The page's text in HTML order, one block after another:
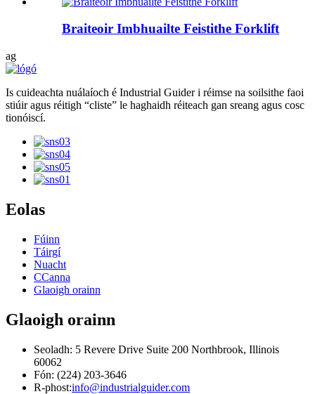
Braiteoir Imbhuailte Feistithe Forklift
ag
Is cuideachta nuálaíoch é Industrial Guider i réimse na soilsithe faoi
stiúir agus réitigh “cliste” le haghaidh réiteach gan sreang agus cosc ​​
tionóiscí.
Eolas
Fúinn
Táirgí
Nuacht
CCanna
Glaoigh orainn
Glaoigh orainn
Seoladh: 5 Revere Drive Suite 200 Northbrook, Illinois
60062
Fón: (224) 203-3646
R-phost:info@industrialguider.com